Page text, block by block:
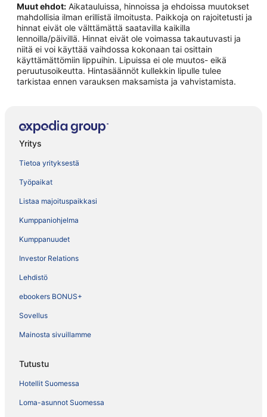
Muut ehdot: Aikatauluissa, hinnoissa ja ehdoissa muutokset
mahdollisia ilman erillistä ilmoitusta. Paikkoja on rajoitetusti ja
hinnat eivät ole välttämättä saatavilla kaikilla
lennoilla/päivillä. Hinnat eivät ole voimassa takautuvasti ja
niitä ei voi käyttää vaihdossa kokonaan tai osittain
käyttämättömiin lippuihin. Lipuissa ei ole muutos- eikä
peruutusoikeutta. Hintasäännöt kullekkin lipulle tulee
tarkistaa ennen varauksen maksamista ja vahvistamista.
Yritys
Tietoa yrityksestä
Työpaikat
Listaa majoituspaikkasi
Kumppaniohjelma
Kumppanuudet
Investor Relations
Lehdistö
ebookers BONUS+
Sovellus
Mainosta sivuillamme
Tutustu
Hotellit Suomessa
Loma-asunnot Suomessa